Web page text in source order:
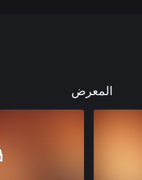
المعرض